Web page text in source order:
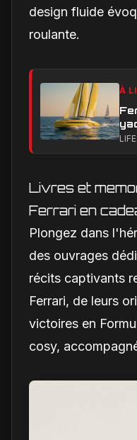
design fluide
roulante.
À
Livres et
Ferrari en
Plongez dans
des ouvrages
récits captivants
Ferrari, de leurs
victoires en
cosy,